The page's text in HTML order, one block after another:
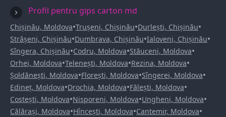
Profil pentru gips carton md
Chișinău, Moldova•Trușeni, Chișinău•Durlești, Chișinău•
Strășeni, Chișinău•Dumbrava, Chișinău•Ialoveni, Chișinău•
Sîngera, Chișinău•Codru, Moldova•Stăuceni, Moldova•
Orhei, Moldova•Telenești, Moldova•Rezina, Moldova•
Șoldănești, Moldova•Florești, Moldova•Sîngerei, Moldova•
Edineț, Moldova•Drochia, Moldova•Fălești, Moldova•
Costești, Moldova•Nisporeni, Moldova•Ungheni, Moldova•
Călărași, Moldova•Hîncești, Moldova•Cantemir, Moldova•